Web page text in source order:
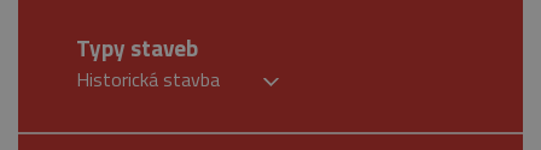
Typy staveb
Historická stavba